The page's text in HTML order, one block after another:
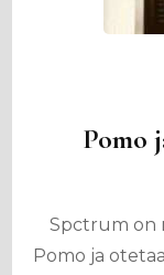
Pomo
Spctrum on
Pomo ja